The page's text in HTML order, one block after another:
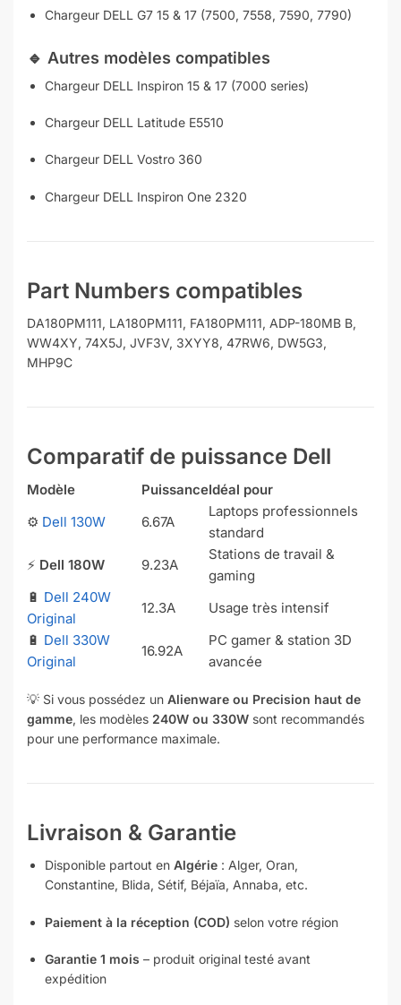
Chargeur DELL G7 15 & 17 (7500, 7558, 7590, 7790)
🔹 Autres modèles compatibles
Chargeur DELL Inspiron 15 & 17 (7000 series)
Chargeur DELL Latitude E5510
Chargeur DELL Vostro 360
Chargeur DELL Inspiron One 2320
Part Numbers compatibles
DA180PM111, LA180PM111, FA180PM111, ADP-180MB B,
WW4XY, 74X5J, JVF3V, 3XYY8, 47RW6, DW5G3,
MHP9C
Comparatif de puissance Dell
Modèle PuissanceIdéal pour
⚙️ Dell 130W 6.67A
Laptops professionnels
standard
⚡ Dell 180W 9.23A
Stations de travail &
gaming
🔋 Dell 240W
Original
12.3A
Usage très intensif
🔋 Dell 330W
Original
16.92A
PC gamer & station 3D
avancée
💡 Si vous possédez un Alienware ou Precision haut de
gamme, les modèles 240W ou 330W sont recommandés
pour une performance maximale.
Livraison & Garantie
Disponible partout en Algérie : Alger, Oran,
Constantine, Blida, Sétif, Béjaïa, Annaba, etc.
Paiement à la réception (COD) selon votre région
Garantie 1 mois – produit original testé avant
expédition